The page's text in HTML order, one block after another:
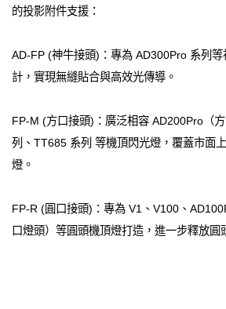
的投影附件支援：
AD-FP (神牛接頭)：專為 AD300Pro 系列
計，實現無縫貼合與高效光傳導。
FP-M (方口接頭)：廣泛相容 AD200Pro（
列、TT685 系列 等機頂閃光燈，覆蓋市面
燈。
FP-R (圓口接頭)：專為 V1、V100、
口燈頭）等圓頭機頂燈打造，進一步釋放圓